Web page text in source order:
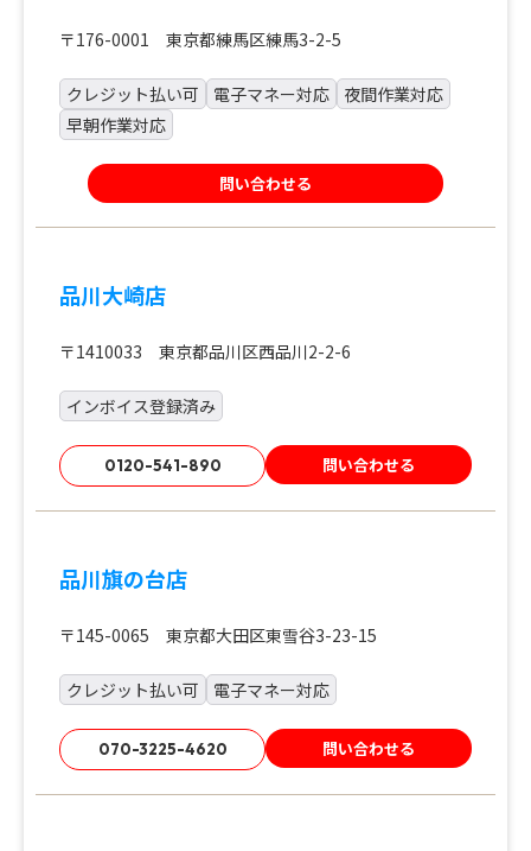
〒176-0001 東京都練馬区練馬3-2-5
クレジット払い可 電子マネー対応
夜間作業対応
早朝作業対応
問い合わせる
品川大崎店
〒1410033 東京都品川区西品川2-2-6
インボイス登録済み
0120-541-890 問い合わせる
品川旗の台店
〒145-0065 東京都大田区東雪谷3-23-15
クレジット払い可 電子マネー対応
070-3225-4620 問い合わせる